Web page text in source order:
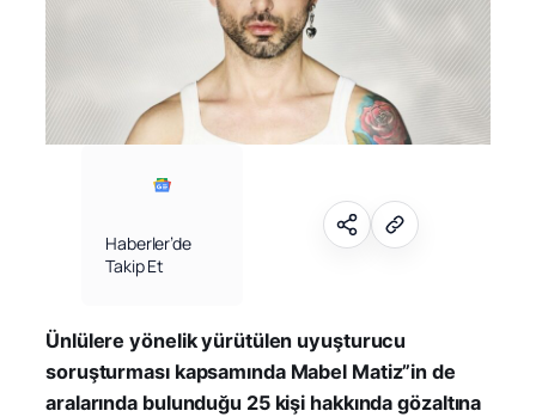
Haberler’de
Takip Et
Ünlülere yönelik yürütülen uyuşturucu
soruşturması kapsamında Mabel Matiz”in de
aralarında bulunduğu 25 kişi hakkında gözaltına